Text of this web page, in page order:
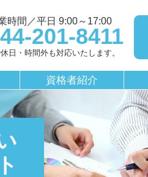
時間／平日 9:00～17:00
201-8411
日・時間外も対応いたします。
資格者紹介